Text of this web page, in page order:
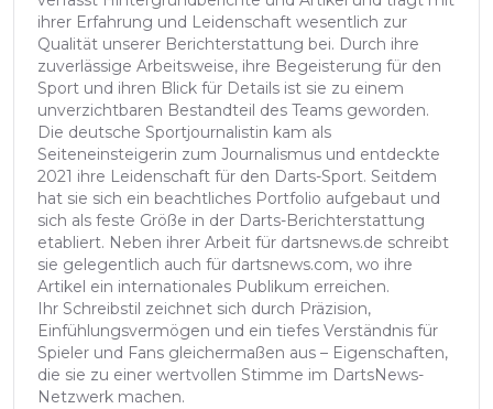
ihrer Erfahrung und Leidenschaft wesentlich zur
Qualität unserer Berichterstattung bei. Durch ihre
zuverlässige Arbeitsweise, ihre Begeisterung für den
Sport und ihren Blick für Details ist sie zu einem
unverzichtbaren Bestandteil des Teams geworden.
Die deutsche Sportjournalistin kam als
Seiteneinsteigerin zum Journalismus und entdeckte
2021 ihre Leidenschaft für den Darts-Sport. Seitdem
hat sie sich ein beachtliches Portfolio aufgebaut und
sich als feste Größe in der Darts-Berichterstattung
etabliert. Neben ihrer Arbeit für dartsnews.de schreibt
sie gelegentlich auch für dartsnews.com, wo ihre
Artikel ein internationales Publikum erreichen.
Ihr Schreibstil zeichnet sich durch Präzision,
Einfühlungsvermögen und ein tiefes Verständnis für
Spieler und Fans gleichermaßen aus – Eigenschaften,
die sie zu einer wertvollen Stimme im DartsNews-
Netzwerk machen.